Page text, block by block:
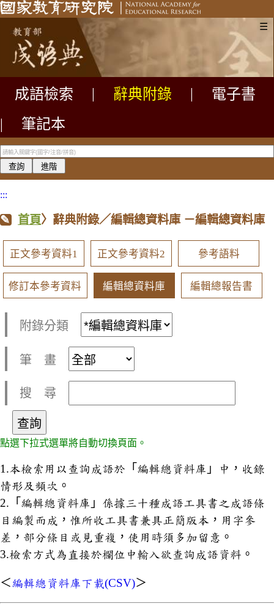
☰
成語檢索 辭典附錄
電子書
|
筆記本
:::
首頁〉辭典附錄／編輯總資料庫 －編輯總資料庫
正文參考資料1 正文參考資料2 參考語料
修訂本參考資料 編輯總資料庫 編輯總報告書
附錄分類
筆 畫
搜 尋
點選下拉式選單將自動切換頁面。
1.本檢索用以查詢成語於「編輯總資料庫」中，收錄
情形及頻次。
2.「編輯總資料庫」係據三十種成語工具書之成語條
目編製而成，惟所收工具書兼具正簡版本，用字參
差，部分條目或見重複，使用時須多加留意。
3.檢索方式為直接於欄位中輸入欲查詢成語資料。
＜編輯總資料庫下載(CSV)＞